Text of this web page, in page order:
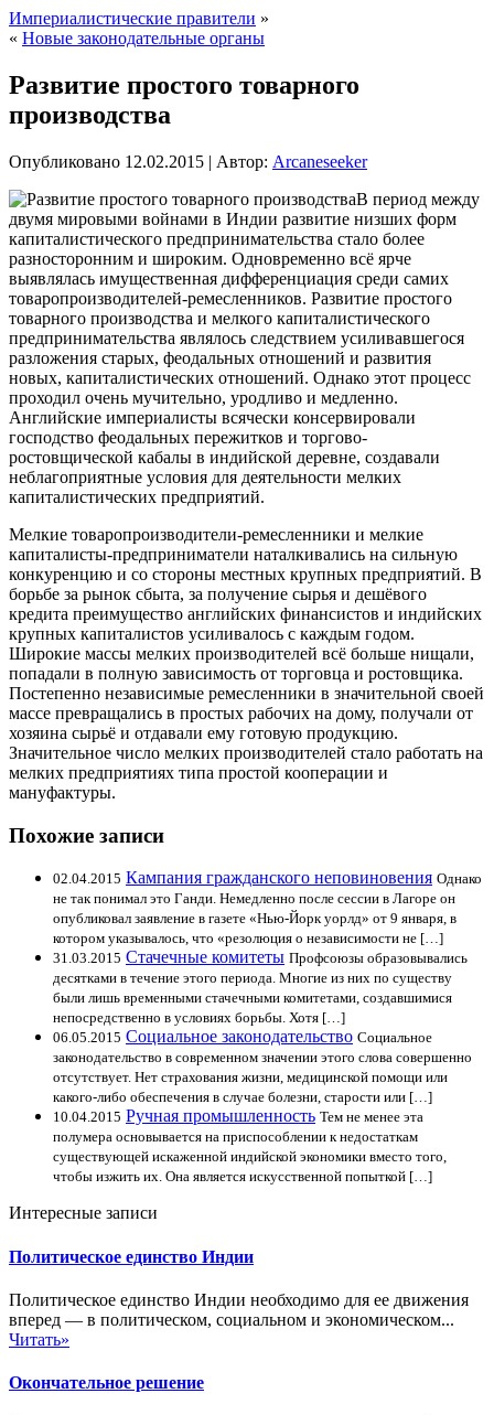
Империалистические правители »
« Новые законодательные органы
Развитие простого товарного
производства
Опубликовано 12.02.2015 | Автор: Arcaneseeker
В период между
двумя мировыми войнами в Индии развитие низших форм
капиталистического предпринимательства стало более
разносторонним и широким. Одновременно всё ярче
выявлялась имущественная дифференциация среди самих
товаропроизводителей-ремесленников. Развитие простого
товарного производства и мелкого капиталистического
предпринимательства являлось следствием усиливавшегося
разложения старых, феодальных отношений и развития
новых, капиталистических отношений. Однако этот процесс
проходил очень мучительно, уродливо и медленно.
Английские империалисты всячески консервировали
господство феодальных пережитков и торгово-
ростовщической кабалы в индийской деревне, создавали
неблагоприятные условия для деятельности мелких
капиталистических предприятий.
Мелкие товаропроизводители-ремесленники и мелкие
капиталисты-предприниматели наталкивались на сильную
конкуренцию и со стороны местных крупных предприятий. В
борьбе за рынок сбыта, за получение сырья и дешёвого
кредита преимущество английских финансистов и индийских
крупных капиталистов усиливалось с каждым годом.
Широкие массы мелких производителей всё больше нищали,
попадали в полную зависимость от торговца и ростовщика.
Постепенно независимые ремесленники в значительной своей
массе превращались в простых рабочих на дому, получали от
хозяина сырьё и отдавали ему готовую продукцию.
Значительное число мелких производителей стало работать на
мелких предприятиях типа простой кооперации и
мануфактуры.
Похожие записи
02.04.2015 Кампания гражданского неповиновения Однако
не так понимал это Ганди. Немедленно после сессии в Лагоре он
опубликовал заявление в газете «Нью-Йорк уорлд» от 9 января, в
котором указывалось, что «резолюция о независимости не […]
31.03.2015 Стачечные комитеты Профсоюзы образовывались
десятками в течение этого периода. Многие из них по существу
были лишь временными стачечными комитетами, создавшимися
непосредственно в условиях борьбы. Хотя […]
06.05.2015 Социальное законодательство Социальное
законодательство в современном значении этого слова совершенно
отсутствует. Нет страхования жизни, медицинской помощи или
какого-либо обеспечения в случае болезни, старости или […]
10.04.2015 Ручная промышленность Тем не менее эта
полумера основывается на приспособлении к недостаткам
существующей искаженной индийской экономики вместо того,
чтобы изжить их. Она является искусственной попыткой […]
Интересные записи
Политическое единство Индии
Политическое единство Индии необходимо для ее движения
вперед — в политическом, социальном и экономическом...
Читать»
Окончательное решение